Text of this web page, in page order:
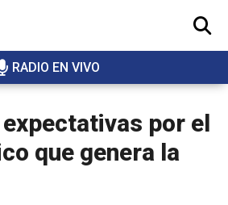
RADIO EN VIVO
BUSCAR
por el
que genera la